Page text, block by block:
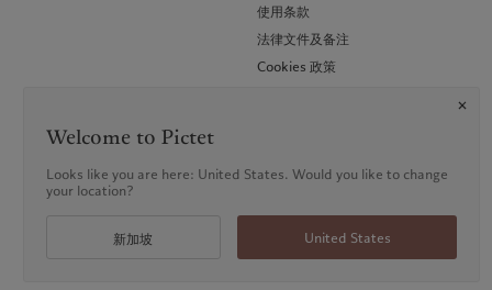
使用条款
法律文件及备注
Cookies 政策
Welcome to Pictet
Looks like you are here: United States. Would you like to change
your location?
新加坡 United States